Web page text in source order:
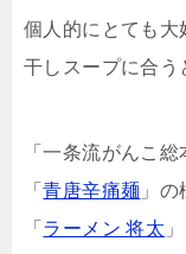
個人的にとても大
干しスープに合う
「一条流がんこ
「青唐辛痛麺 」
「 ラーメン 将太